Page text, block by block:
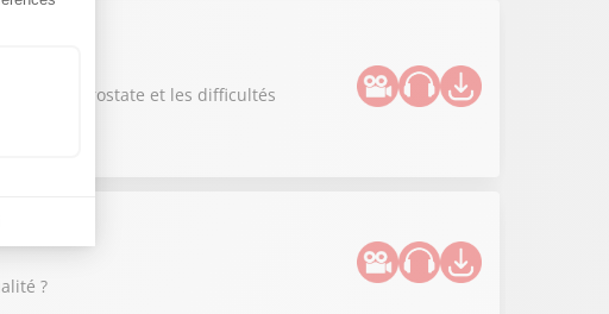
de prostate et les difficultés
?